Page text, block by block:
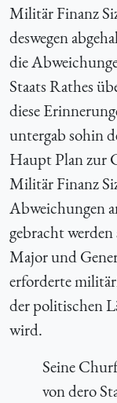
Militär Finanz
deswegen
die
Staats Rathes
diese
untergab sohin
Haupt Plan zur
Militär Finanz
Abweichungen
gebracht
Major und
erforderte
der politischen
wird.
Seine
von dero